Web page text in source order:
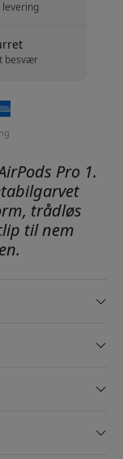
levering
besvær
Pro 1.
trådløs
til nem